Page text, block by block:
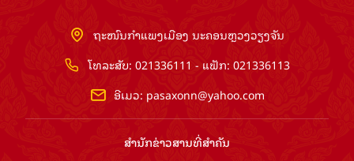
ຖະໜົນກຳແພງເມືອງ ນະຄອນຫຼວງວຽງຈັນ
ໂທລະສັບ: 021336111 - ແຟັກ: 021336113
ອີເມວ: pasaxonn@yahoo.com
ສຳ​ນັກ​ຂ່າວ​ສານ​ທີ່​ສຳ​ຄັນ​